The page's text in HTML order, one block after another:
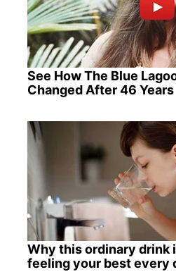
See How The Blue
Changed After 46 Years
Why this ordinary drink
feeling your best every